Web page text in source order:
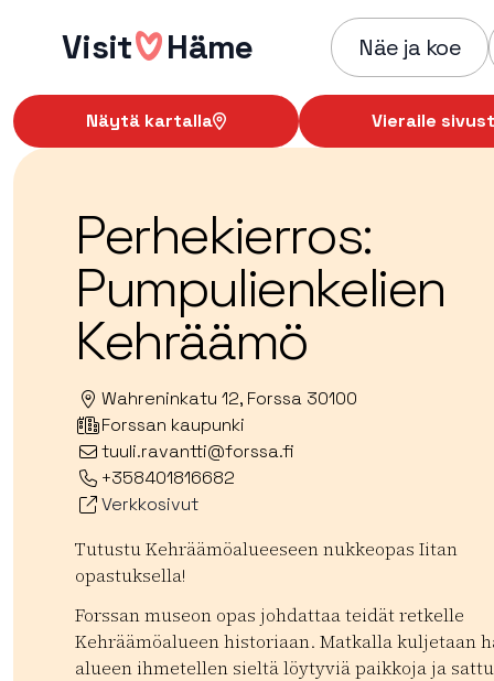
sisältöönVisit Häme Näe ja koe
Näytä kartalla Vieraile
Perhekierros:
Pumpulienkelien
Kehräämö
Wahreninkatu 12, Forssa 30100
Forssan kaupunki
tuuli.ravantti@forssa.fi
+358401816682
Verkkosivut
Tutustu Kehräämöalueeseen nukkeopas Iitan
opastuksella!
Forssan museon opas johdattaa teidät retkelle
Kehräämöalueen historiaan. Matkalla kuljetaan
alueen ihmetellen sieltä löytyviä paikkoja ja